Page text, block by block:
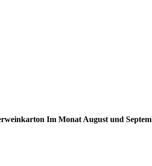
Im Monat August und